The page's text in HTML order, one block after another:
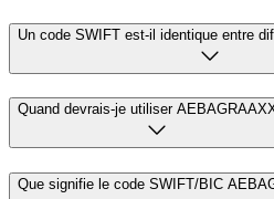
Un code SWIFT est-il identique entre
Quand devrais-je utiliser
Que signifie le code SWIFT/BIC